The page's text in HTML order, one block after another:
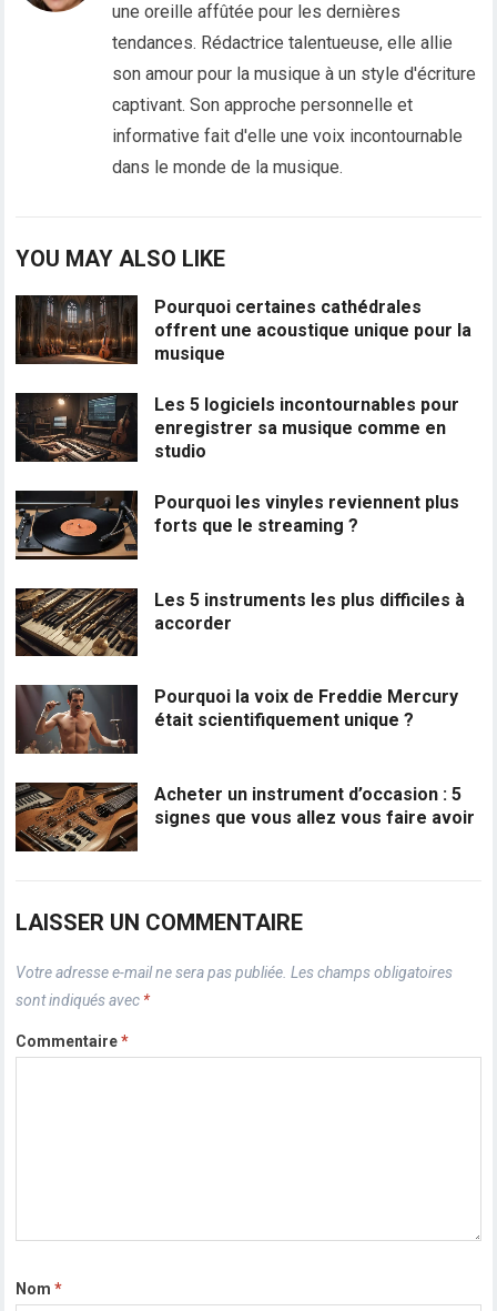
une oreille affûtée pour les dernières
tendances. Rédactrice talentueuse, elle allie
son amour pour la musique à un style d'écriture
captivant. Son approche personnelle et
informative fait d'elle une voix incontournable
dans le monde de la musique.
YOU MAY ALSO LIKE
Pourquoi certaines cathédrales
offrent une acoustique unique pour la
musique
Les 5 logiciels incontournables pour
enregistrer sa musique comme en
studio
Pourquoi les vinyles reviennent plus
forts que le streaming ?
Les 5 instruments les plus difficiles à
accorder
Pourquoi la voix de Freddie Mercury
était scientifiquement unique ?
Acheter un instrument d’occasion : 5
signes que vous allez vous faire avoir
LAISSER UN COMMENTAIRE
Votre adresse e-mail ne sera pas publiée. Les champs obligatoires
sont indiqués avec *
Commentaire*
Nom*